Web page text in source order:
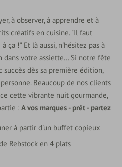
à observer, à apprendre et à
créatifs en cuisine. "Il faut
ça !" Et là aussi, n'hésitez pas à
votre assiette... Si notre fête
succès dès sa première édition,
Beaucoup de nos clients
cette vibrante nuit gourmande,
:A vos marques - prêt - partez
à partir d'un buffet copieux
Rebstock en 4 plats